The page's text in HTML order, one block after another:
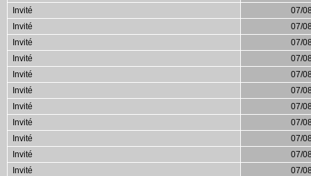
Invité
07/
Invité
07/
Invité
07/
Invité
07/
Invité
07/
Invité
07/
Invité
07/
Invité
07/
Invité
07/
Invité
07/
Invité
07/